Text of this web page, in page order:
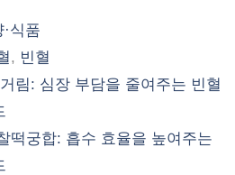
식품
, 빈혈
림: 심장 부담을 줄여주는 빈혈
떡궁합: 흡수 효율을 높여주는